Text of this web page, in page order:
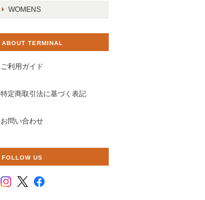
WOMENS
ABOUT TERMINAL
ご利用ガイド
特定商取引法に基づく表記
お問い合わせ
FOLLOW US